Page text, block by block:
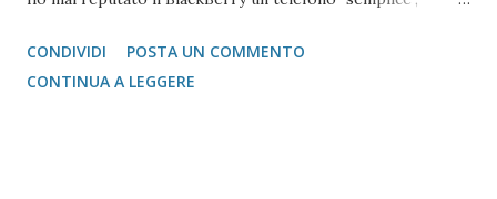
l'idea di mandare i vcard via bluetooth (come si fa con quasi
tutti i Nokia e Samsung), l'unica alternativa è quella di
CONDIVIDI
POSTA UN COMMENTO
CONTINUA A LEGGERE